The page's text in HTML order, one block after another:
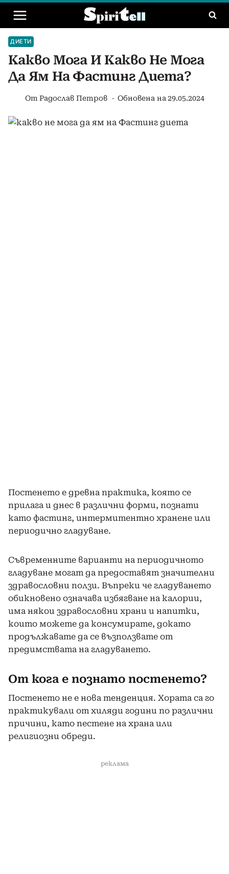
Към
съдържанието
ДИЕТИ
Какво Мога И Какво Не Мога
Да Ям На Фастинг Диета?
От Радослав Петров Обновена на 29.05.2024
Постенето е древна практика, която се
прилага и днес в различни форми, познати
като фастинг, интермитентно хранене или
периодично гладуване.
Съвременните варианти на периодичното
гладуване могат да предоставят значителни
здравословни ползи. Въпреки че гладуването
обикновено означава избягване на калории,
има някои здравословни храни и напитки,
които можете да консумирате, докато
продължавате да се възползвате от
предимствата на гладуването.
От кога е познато постенето?
Постенето не е нова тенденция. Хората са го
практикували от хиляди години по различни
причини, като пестене на храна или
религиозни обреди.
реклама